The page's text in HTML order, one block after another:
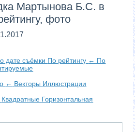
Мартынова Б.С. в
фото
дате съёмки По рейтингу ← По
← Векторы Иллюстрации
Квадратные Горизонтальная